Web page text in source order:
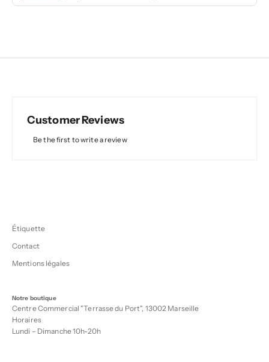
Customer Reviews
Be the first to write a review
Étiquette
Contact
Mentions légales
Notre boutique
Centre Commercial "Terrasse du Port", 13002 Marseille
Horaires
Lundi – Dimanche 10h-20h